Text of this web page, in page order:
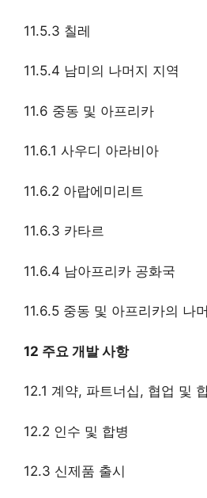
11.5.3 칠레
11.5.4 남미의 나머지 지역
11.6 중동 및 아프리카
11.6.1 사우디 아라비아
11.6.2 아랍에미리트
11.6.3 카타르
11.6.4 남아프리카 공화국
11.6.5 중동 및 아프리카의 나
12 주요 개발 사항
12.1 계약, 파트너십, 협업 및
12.2 인수 및 합병
12.3 신제품 출시